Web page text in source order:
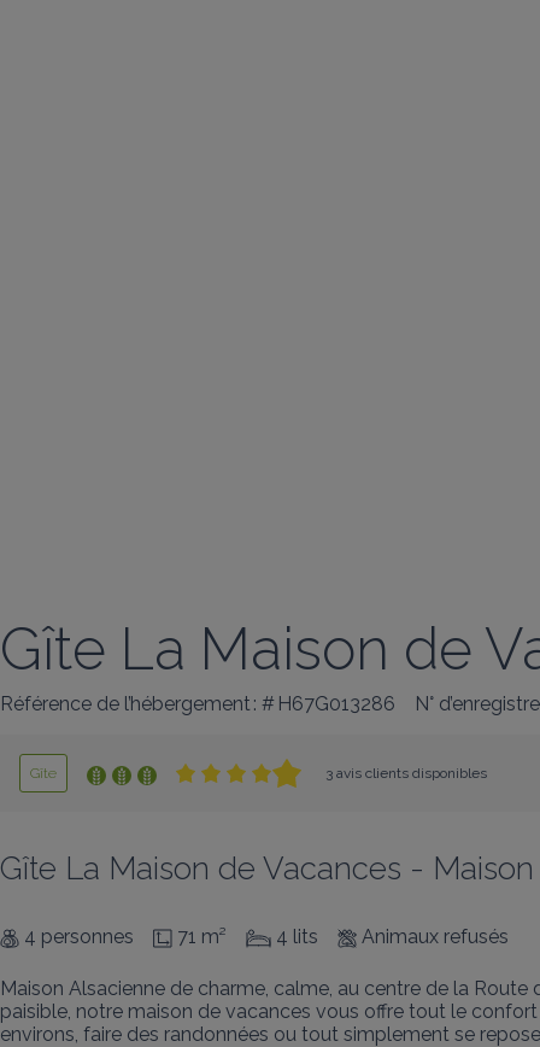
Gîte La Maison de
Référence de l’hébergement : # H67G013286 N°
Gîte 3 avis clients disponibles
Gîte La Maison de Vacances -
4 personnes 71 m² 4 lits Animaux refusés
Maison Alsacienne de charme, calme, au centre de la
paisible, notre maison de vacances vous offre tout le
environs, faire des randonnées ou tout simplement se